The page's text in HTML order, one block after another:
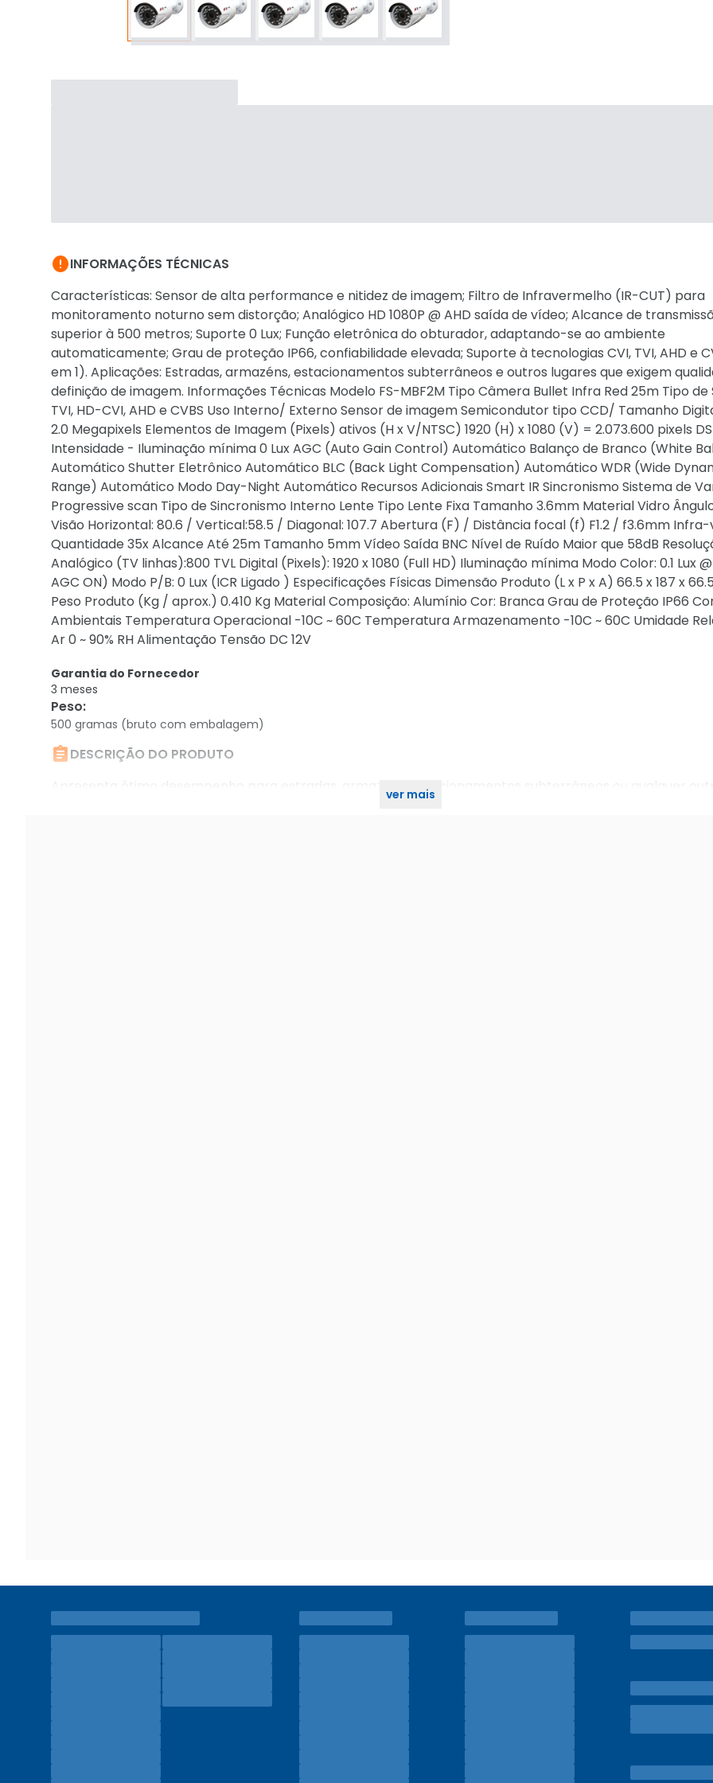
INFORMAÇÕES TÉCNICAS
Características: Sensor de alta performance e nitidez de imagem; Filtro de Infravermelho (IR-CUT) para
monitoramento noturno sem distorção; Analógico HD 1080P @ AHD saída de vídeo; Alcance de
superior à 500 metros; Suporte 0 Lux; Função eletrônica do obturador, adaptando-se ao ambiente
automaticamente; Grau de proteção IP66, confiabilidade elevada; Suporte à tecnologias CVI, TVI, AHD e
em 1). Aplicações: Estradas, armazéns, estacionamentos subterrâneos e outros lugares que exigem
definição de imagem. Informações Técnicas Modelo FS-MBF2M Tipo Câmera Bullet Infra Red 25m Tipo de
TVI, HD-CVI, AHD e CVBS Uso Interno/ Externo Sensor de imagem Semicondutor tipo CCD/ Tamanho
2.0 Megapixels Elementos de Imagem (Pixels) ativos (H x V/NTSC) 1920 (H) x 1080 (V) = 2.073.600 pixels
Intensidade - Iluminação mínima 0 Lux AGC (Auto Gain Control) Automático Balanço de Branco (White
Automático Shutter Eletrônico Automático BLC (Back Light Compensation) Automático WDR (Wide
Range) Automático Modo Day-Night Automático Recursos Adicionais Smart IR Sincronismo Sistema de
Progressive scan Tipo de Sincronismo Interno Lente Tipo Lente Fixa Tamanho 3.6mm Material Vidro
Visão Horizontal: 80.6 / Vertical:58.5 / Diagonal: 107.7 Abertura (F) / Distância focal (f) F1.2 / f3.6mm
Quantidade 35x Alcance Até 25m Tamanho 5mm Vídeo Saída BNC Nível de Ruído Maior que 58dB
Analógico (TV linhas):800 TVL Digital (Pixels): 1920 x 1080 (Full HD) Iluminação mínima Modo Color: 0.1 Lux @
AGC ON) Modo P/B: 0 Lux (ICR Ligado ) Especificações Físicas Dimensão Produto (L x P x A) 66.5 x 187 x
Peso Produto (Kg / aprox.) 0.410 Kg Material Composição: Alumínio Cor: Branca Grau de Proteção IP66
Ambientais Temperatura Operacional -10C ~ 60C Temperatura Armazenamento -10C ~ 60C Umidade
Ar 0 ~ 90% RH Alimentação Tensão DC 12V
Garantia do Fornecedor
3 meses
Peso:
500 gramas (bruto com embalagem)
DESCRIÇÃO DO PRODUTO
Apresenta ótimo desempenho para estradas, armazéns, estacionamentos subterrâneos ou qualquer
ver mais